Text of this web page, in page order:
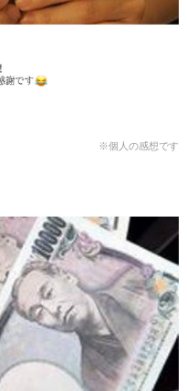
※個人の感想です